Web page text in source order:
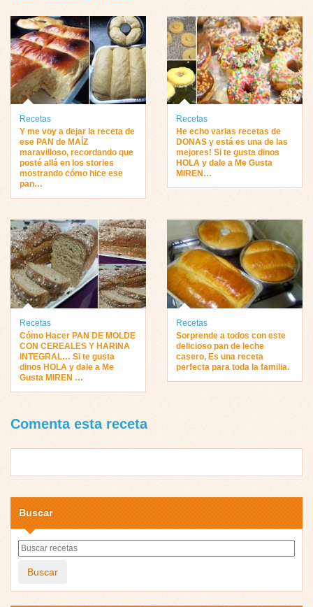
Recetas
Y me voy a dejar la receta de
ese PAN de MAÍZ
maravilloso, recordando que
posté allá en los stories
mostrando cómo hice ese
pan…
Recetas
He echo varias recetas de
DONAS y está es una de las
mejores! Si te gusta dinos
HOLA y dale a Me Gusta
MIREN…
Recetas
Cómo Hacer PAN DE MOLDE
CON CEREALES Y HARINA
INTEGRAL… Si te gusta
dinos HOLA y dale a Me
Gusta MIREN …
Recetas
Sorprende a todos con este
delicioso pan de leche
casero, Es una receta
perfecta para toda la familia.
Comenta esta receta
Buscar
Buscar